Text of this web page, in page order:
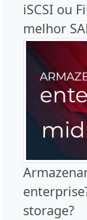
iSCSI ou
melhor
storage?